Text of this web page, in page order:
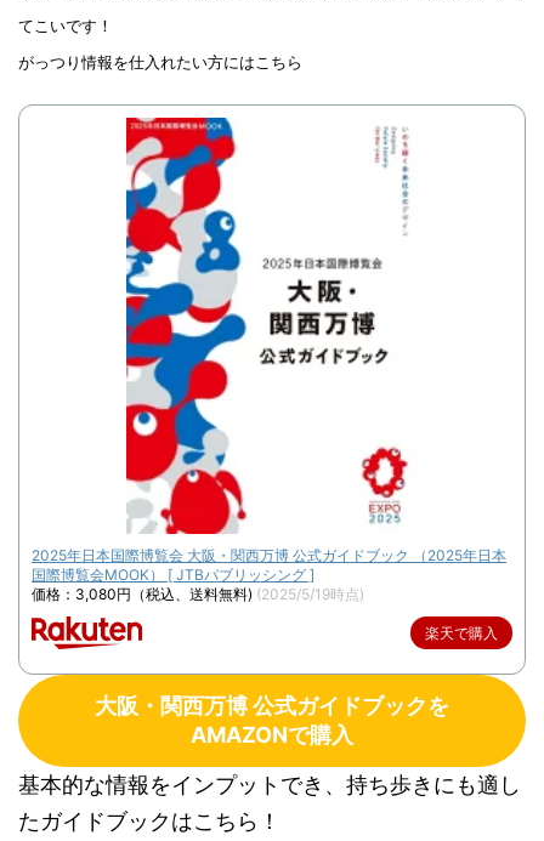
てこいです！
がっつり情報を仕入れたい方にはこちら
2025年日本国際博覧会 大阪・関西万博 公式ガイドブック （2025年日本
国際博覧会MOOK） [ JTBパブリッシング ]
価格：3,080円（税込、送料無料) (2025/5/19時点)
楽天で購入
大阪・関西万博 公式ガイドブックを
AMAZONで購入
基本的な情報をインプットでき、持ち歩きにも適し
たガイドブックはこちら！